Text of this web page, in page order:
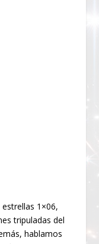
1×06,
tripuladas del
hablamos